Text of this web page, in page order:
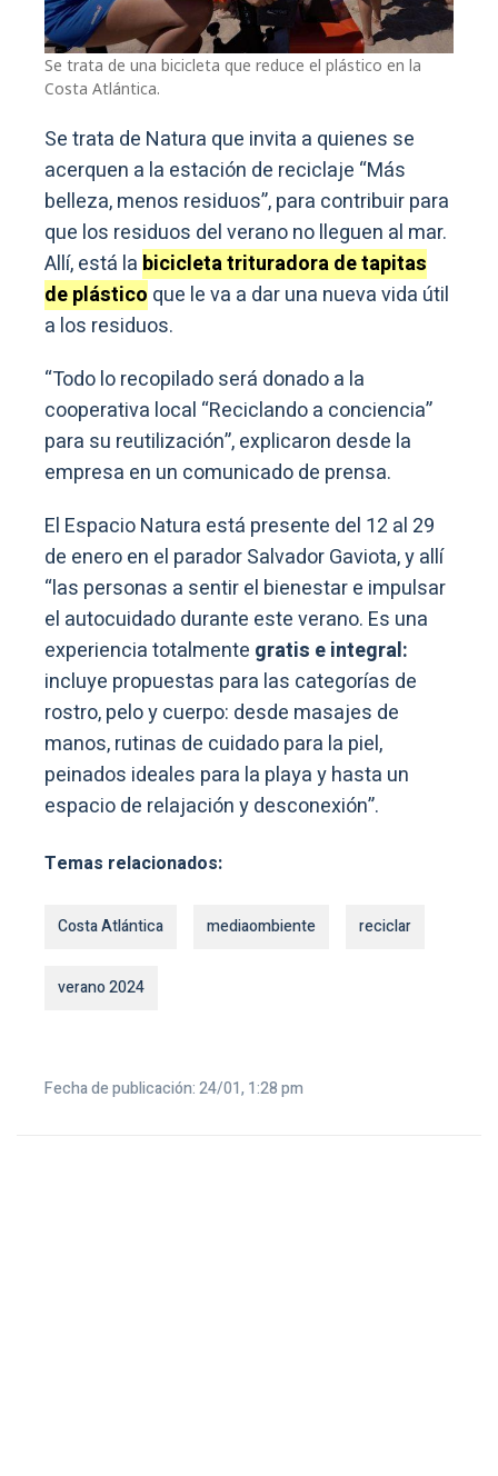
Se trata de una bicicleta que reduce el plástico en la
Costa Atlántica.
Se trata de Natura que invita a quienes se
acerquen a la estación de reciclaje “Más
belleza, menos residuos”, para contribuir para
que los residuos del verano no lleguen al mar.
Allí, está la bicicleta trituradora de tapitas
de plástico que le va a dar una nueva vida útil
a los residuos.
“Todo lo recopilado será donado a la
cooperativa local “Reciclando a conciencia”
para su reutilización”, explicaron desde la
empresa en un comunicado de prensa.
El Espacio Natura está presente del 12 al 29
de enero en el parador Salvador Gaviota, y allí
“las personas a sentir el bienestar e impulsar
el autocuidado durante este verano. Es una
experiencia totalmente gratis e integral:
incluye propuestas para las categorías de
rostro, pelo y cuerpo: desde masajes de
manos, rutinas de cuidado para la piel,
peinados ideales para la playa y hasta un
espacio de relajación y desconexión”.
Temas relacionados:
Costa Atlántica mediaombiente reciclar
verano 2024
Fecha de publicación: 24/01, 1:28 pm